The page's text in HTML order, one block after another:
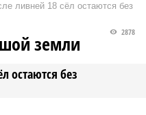
ливней 18 сёл остаются без
остаются без
2878
земли